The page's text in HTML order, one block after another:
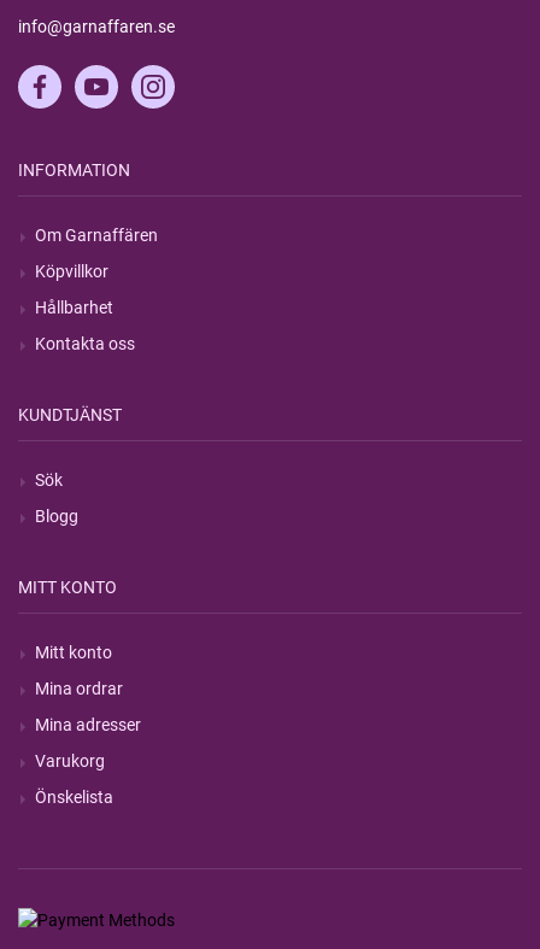
info@garnaffaren.se
INFORMATION
Om Garnaffären
Köpvillkor
Hållbarhet
Kontakta oss
KUNDTJÄNST
Sök
Blogg
MITT KONTO
Mitt konto
Mina ordrar
Mina adresser
Varukorg
Önskelista